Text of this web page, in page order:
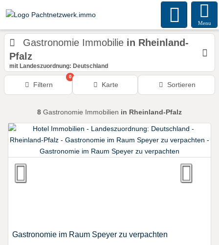
Menu
Gastronomie Immobilie in Rheinland-
Pfalz
mit Landeszuordnung: Deutschland
Filtern
0
Karte Sortieren
8 Gastronomie Immobilien in Rheinland-Pfalz
Gastronomie im Raum Speyer zu verpachten